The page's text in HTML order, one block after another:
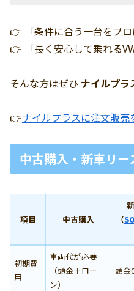
👉 「条件に合う一台をプロ
👉 「長く安心して乗れる
そんな方はぜひ ナイルプラ
👉ナイルプラスに注文販売
中古購入・新車リ
項目 中古購入
（
初期費
用
車両代が必要
（頭金＋ロー
ン）
頭金